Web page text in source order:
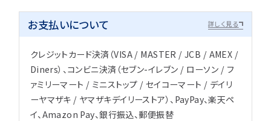
お支払いについて 詳しく見る
クレジットカード決済（VISA / MASTER / JCB / AMEX /
Diners）、コンビニ決済（セブン-イレブン / ローソン / フ
ァミリーマート / ミニストップ / セイコーマート / デイリ
ーヤマザキ / ヤマザキデイリーストア）、PayPay、楽天ペ
イ、Amazon Pay、銀行振込、郵便振替